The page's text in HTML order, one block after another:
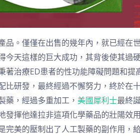
品。僅僅在出售的幾年內，就已經在
天這樣的巨大成功，其背後使其過
治療ED患者的性功能障礙問題和
比研發，最終經過不懈努力，終於在
藥，經過多重加工， 美國犀利士最終
發揮他達拉非這項化學藥品的壯陽
完美的壓制出了人工製藥的副作用